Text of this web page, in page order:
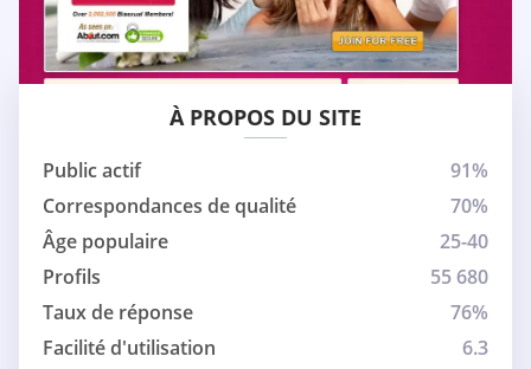
À PROPOS DU SITE
Public actif
91%
Correspondances de qualité
70%
Âge populaire
25-40
Profils
55 680
Taux de réponse
76%
Facilité d'utilisation
6.3